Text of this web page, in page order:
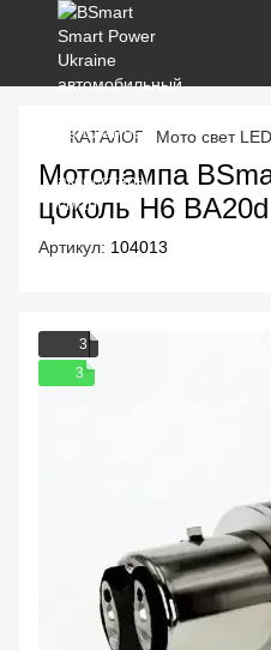
КАТАЛОГ Мото свет
Мотолампа
цоколь H6
Артикул: 104013
3
3